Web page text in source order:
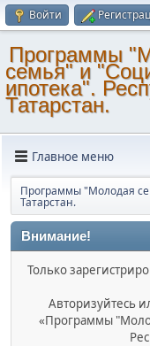
Войти
Программы
семья" и
ипотека".
Татарстан.
Главное меню
Программы "Молодая
Татарстан.
Внимание!
Только
Авторизуйтесь
«Программы